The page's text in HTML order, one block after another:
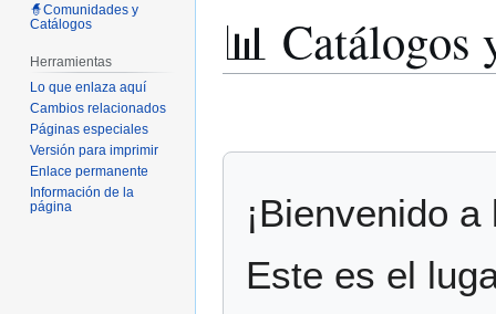
📊 Catálogos
¡Bienvenido
Este es el
🧙Comunidades y
Catálogos
Herramientas
Lo que enlaza aquí
Cambios relacionados
Páginas especiales
Versión para imprimir
Enlace permanente
Información de la
página